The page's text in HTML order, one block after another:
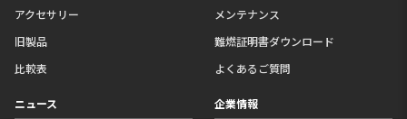
アクセサリー
旧製品
比較表
メンテナンス
難燃証明書ダウンロード
よくあるご質問
ニュース 企業情報